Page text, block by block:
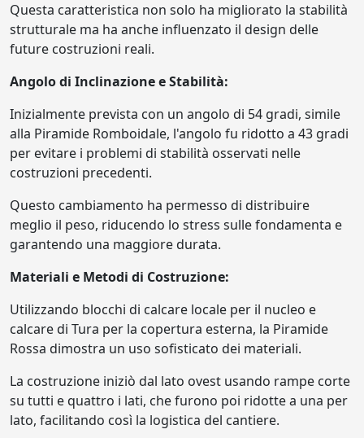
Questa caratteristica non solo ha migliorato la stabilità
strutturale ma ha anche influenzato il design delle
future costruzioni reali.
Angolo di Inclinazione e Stabilità:
Inizialmente prevista con un angolo di 54 gradi, simile
alla Piramide Romboidale, l'angolo fu ridotto a 43 gradi
per evitare i problemi di stabilità osservati nelle
costruzioni precedenti.
Questo cambiamento ha permesso di distribuire
meglio il peso, riducendo lo stress sulle fondamenta e
garantendo una maggiore durata.
Materiali e Metodi di Costruzione:
Utilizzando blocchi di calcare locale per il nucleo e
calcare di Tura per la copertura esterna, la Piramide
Rossa dimostra un uso sofisticato dei materiali.
La costruzione iniziò dal lato ovest usando rampe corte
su tutti e quattro i lati, che furono poi ridotte a una per
lato, facilitando così la logistica del cantiere.